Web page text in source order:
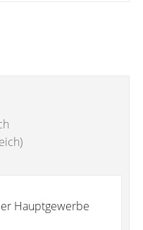
Hauptgewerbe